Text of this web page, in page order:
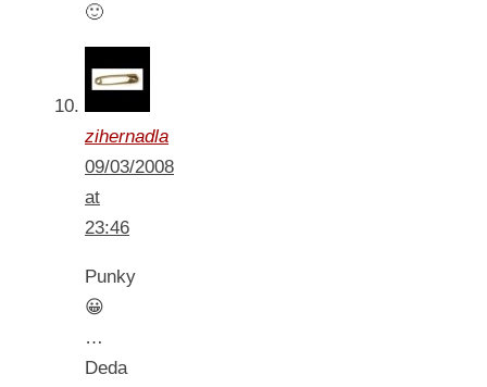
🙂
zihernadla
09/03/2008
at
23:46
Punky
😀
…
Deda